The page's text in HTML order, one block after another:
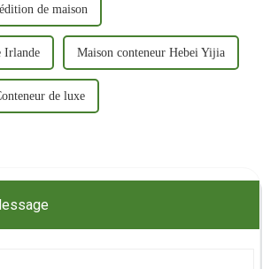
de maison
Irlande Maison conteneur Hebei Yijia
de luxe